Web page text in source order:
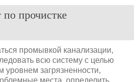
прочистке
промывкой канализации,
всю систему с целью
уровнем загрязненности,
места, определить